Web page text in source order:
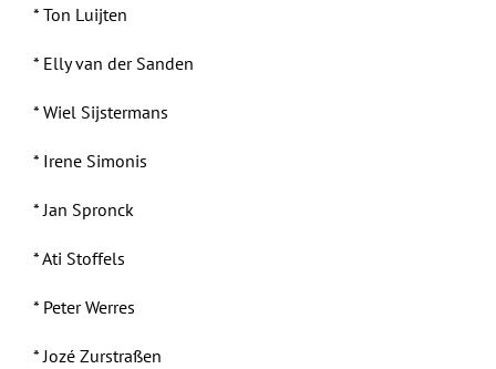
* Ton Luijten
* Elly van der Sanden
* Wiel Sijstermans
* Irene Simonis
* Jan Spronck
* Ati Stoffels
* Peter Werres
* Jozé Zurstraßen